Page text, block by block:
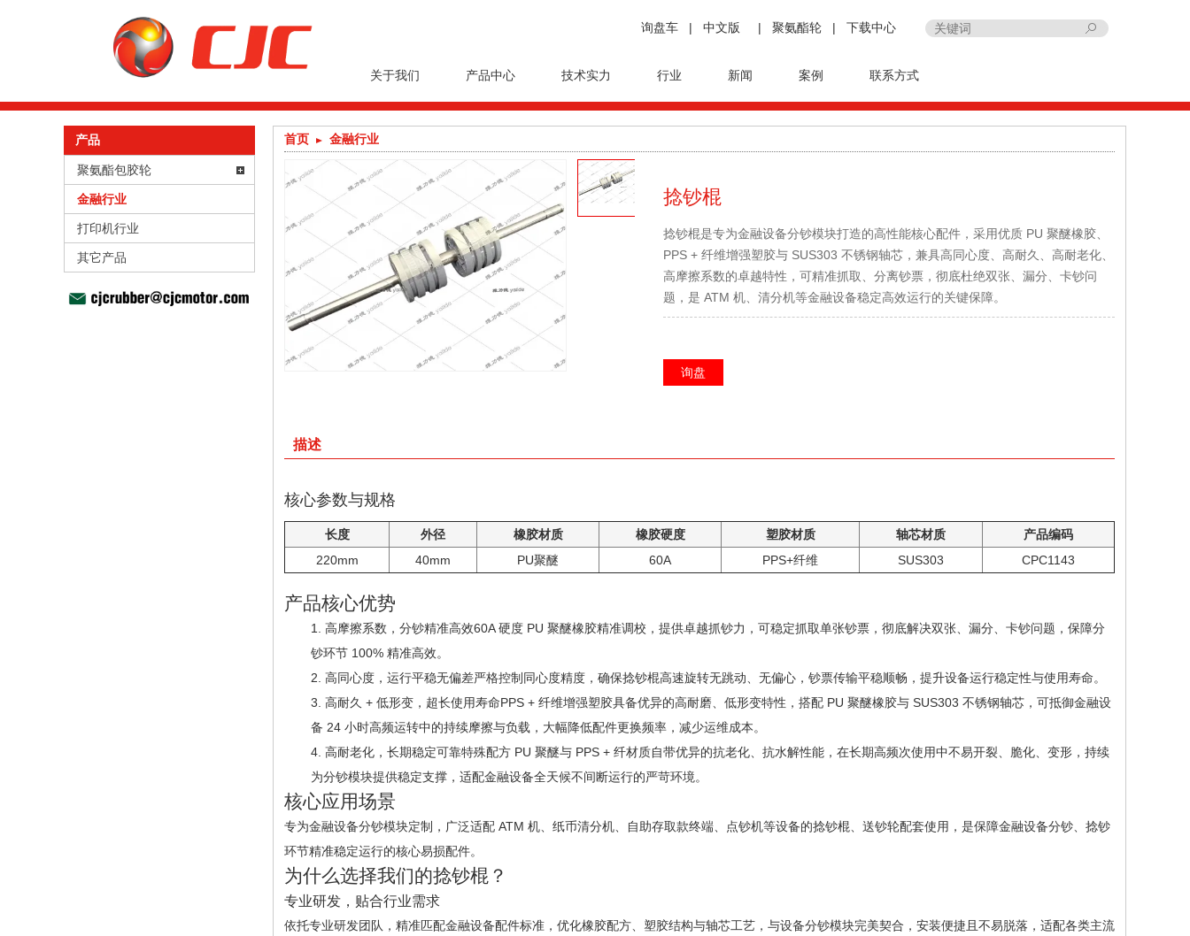
下载中心
|
聚氨酯轮
|
中文版
|
询盘车
关于我们 产品中心 技术实力 行业 新闻 案例 联系方式
产品
聚氨酯包胶轮
金融行业
打印机行业
其它产品
首页 金融行业
捻钞棍
捻钞棍是专为金融设备分钞模块打造的高性能核心配件，采用优质 PU 聚醚橡胶、
PPS + 纤维增强塑胶与 SUS303 不锈钢轴芯，兼具高同心度、高耐久、高耐老化、
高摩擦系数的卓越特性，可精准抓取、分离钞票，彻底杜绝双张、漏分、卡钞问
题，是 ATM 机、清分机等金融设备稳定高效运行的关键保障。
询盘
描述
核心参数与规格
长度 外径 橡胶材质 橡胶硬度 塑胶材质 轴芯材质
产品编码
220mm
40mm PU聚醚 60A PPS+纤维 SUS303 CPC1143
产品核心优势
高摩擦系数，分钞精准高效60A 硬度 PU 聚醚橡胶精准调校，提供卓越抓钞力，可稳定抓取单张钞票，彻底解决双张、漏分、卡钞问题，保障分
钞环节 100% 精准高效。
高同心度，运行平稳无偏差严格控制同心度精度，确保捻钞棍高速旋转无跳动、无偏心，钞票传输平稳顺畅，提升设备运行稳定性与使用寿命。
高耐久 + 低形变，超长使用寿命PPS + 纤维增强塑胶具备优异的高耐磨、低形变特性，搭配 PU 聚醚橡胶与 SUS303 不锈钢轴芯，可抵御金融设
备 24 小时高频运转中的持续摩擦与负载，大幅降低配件更换频率，减少运维成本。
高耐老化，长期稳定可靠特殊配方 PU 聚醚与 PPS + 纤材质自带优异的抗老化、抗水解性能，在长期高频次使用中不易开裂、脆化、变形，持续
为分钞模块提供稳定支撑，适配金融设备全天候不间断运行的严苛环境。
核心应用场景
专为金融设备分钞模块定制，广泛适配 ATM 机、纸币清分机、自助存取款终端、点钞机等设备的捻钞棍、送钞轮配套使用，是保障金融设备分钞、捻钞
环节精准稳定运行的核心易损配件。
为什么选择我们的捻钞棍？
专业研发，贴合行业需求
依托专业研发团队，精准匹配金融设备配件标准，优化橡胶配方、塑胶结构与轴芯工艺，与设备分钞模块完美契合，安装便捷且不易脱落，适配各类主流